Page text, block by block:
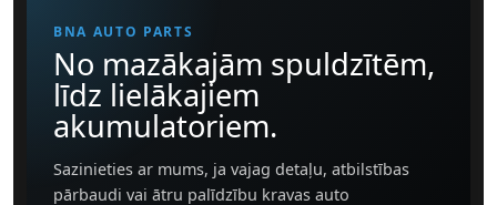
BNA AUTO PARTS
No mazākajām spuldzītēm,
līdz lielākajiem
akumulatoriem.
Sazinieties ar mums, ja vajag detaļu, atbilstības
pārbaudi vai ātru palīdzību kravas auto